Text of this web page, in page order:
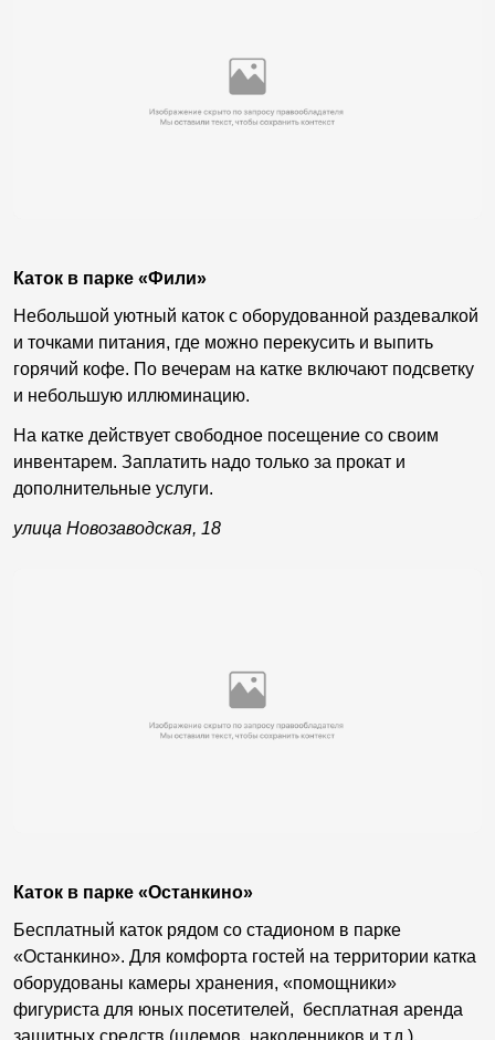
Каток в парке «Фили»
Небольшой уютный каток с оборудованной раздевалкой
и точками питания, где можно перекусить и выпить
горячий кофе. По вечерам на катке включают подсветку
и небольшую иллюминацию.
На катке действует свободное посещение со своим
инвентарем. Заплатить надо только за прокат и
дополнительные услуги.
улица Новозаводская, 18
Каток в парке «Останкино»
Бесплатный каток рядом со стадионом в парке
«Останкино». Для комфорта гостей на территории катка
оборудованы камеры хранения, «помощники»
фигуриста для юных посетителей, бесплатная аренда
защитных средств (шлемов, наколенников и т.д.).